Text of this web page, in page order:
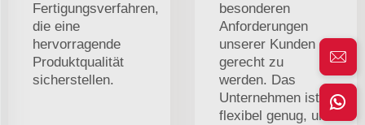
Fertigungsverfahren,
die eine
hervorragende
Produktqualität
sicherstellen.
besonderen
Anforderungen
unserer Kunden
gerecht zu
werden. Das
Unternehmen ist
flexibel genug, um